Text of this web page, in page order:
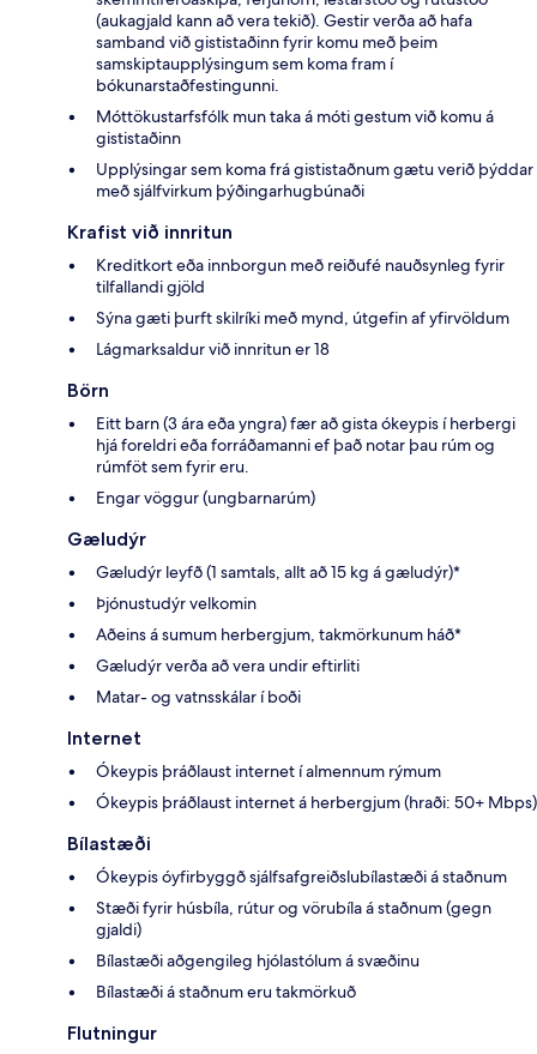
(aukagjald kann að vera tekið). Gestir verða að hafa
samband við gististaðinn fyrir komu með þeim
samskiptaupplýsingum sem koma fram í
bókunarstaðfestingunni.
Móttökustarfsfólk mun taka á móti gestum við komu á
gististaðinn
Upplýsingar sem koma frá gististaðnum gætu verið þýddar
með sjálfvirkum þýðingarhugbúnaði
Krafist við innritun
Kreditkort eða innborgun með reiðufé nauðsynleg fyrir
tilfallandi gjöld
Sýna gæti þurft skilríki með mynd, útgefin af yfirvöldum
Lágmarksaldur við innritun er 18
Börn
Eitt barn (3 ára eða yngra) fær að gista ókeypis í herbergi
hjá foreldri eða forráðamanni ef það notar þau rúm og
rúmföt sem fyrir eru.
Engar vöggur (ungbarnarúm)
Gæludýr
Gæludýr leyfð (1 samtals, allt að 15 kg á gæludýr)*
Þjónustudýr velkomin
Aðeins á sumum herbergjum, takmörkunum háð*
Gæludýr verða að vera undir eftirliti
Matar- og vatnsskálar í boði
Internet
Ókeypis þráðlaust internet í almennum rýmum
Ókeypis þráðlaust internet á herbergjum (hraði: 50+ Mbps)
Bílastæði
Ókeypis óyfirbyggð sjálfsafgreiðslubílastæði á staðnum
Stæði fyrir húsbíla, rútur og vörubíla á staðnum (gegn
gjaldi)
Bílastæði aðgengileg hjólastólum á svæðinu
Bílastæði á staðnum eru takmörkuð
Flutningur